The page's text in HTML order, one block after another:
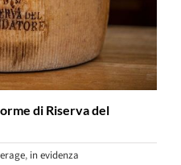
di Riserva del
, in evidenza